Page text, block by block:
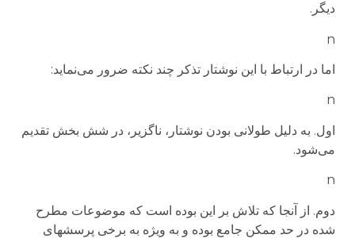
دیگر.
n
اما در ارتباط با این نوشتار تذکر چند نکته ضرور می‌نماید:
n
اول. به دلیل طولانی بودن نوشتار، ناگزیر، در شش بخش تقدیم
می‌شود.
n
دوم. از آنجا که تلاش بر این بوده است که موضوعات مطرح
شده در حد ممکن جامع بوده و به ویژه به برخی پرسشهای